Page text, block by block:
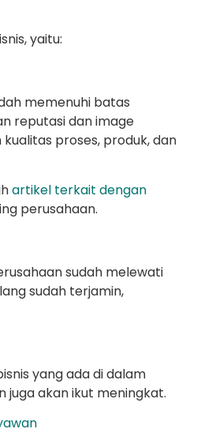
yaitu:
memenuhi batas
reputasi dan image
proses, produk, dan
artikel terkait dengan
perusahaan.
sudah melewati
sudah terjamin,
yang ada di dalam
juga akan ikut meningkat.